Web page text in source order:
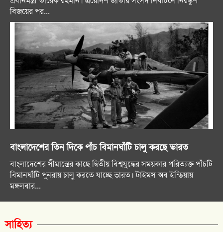
বিজয়ের পর...
বাংলাদেশের তিন দিকে পাঁচ বিমানঘাঁটি চালু করছে ভারত
বাংলাদেশের সীমান্তের কাছে দ্বিতীয় বিশ্বযুদ্ধের সময়কার পরিত্যক্ত পাঁচটি
বিমানঘাঁটি পুনরায় চালু করতে যাচ্ছে ভারত। টাইমস অব ইন্ডিয়ায়
মঙ্গলবার...
সাহিত্য